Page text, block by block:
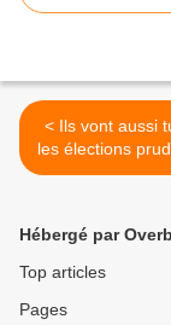
< Ils vont aussi tuer aussi
les élections
Par Gérard
Hébergé par
Top articles
Pages